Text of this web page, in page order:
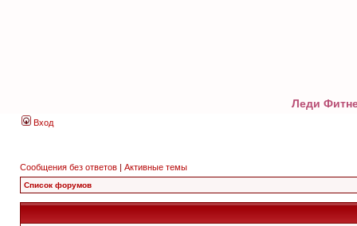
Леди
Вход
Сообщения без ответов | Активные темы
Список форумов